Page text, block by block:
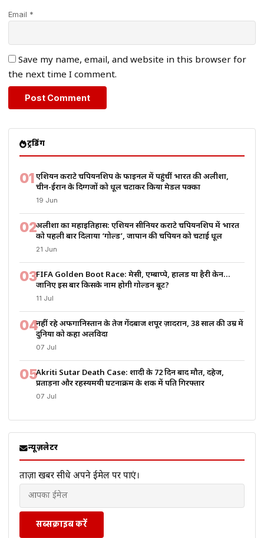
Email *
Save my name, email, and website in this browser for
the next time I comment.
ट्रेंडिंग
01एशियन कराटे चैंपियनशिप के फाइनल में पहुंचीं भारत की अलीशा,
चीन-ईरान के दिग्गजों को धूल चटाकर किया मेडल पक्का
19 Jun
02अलीशा का महाइतिहास: एशियन सीनियर कराटे चैंपियनशिप में भारत
को पहली बार दिलाया ‘गोल्ड’, जापान की चैंपियन को चटाई धूल
21 Jun
03FIFA Golden Boot Race: मेसी, एम्बाप्पे, हालैंड या हैरी केन…
जानिए इस बार किसके नाम होगी गोल्डन बूट?
11 Jul
04नहीं रहे अफगानिस्तान के तेज गेंदबाज शपूर ज़ादरान, 38 साल की उम्र में
दुनिया को कहा अलविदा
07 Jul
05Akriti Sutar Death Case: शादी के 72 दिन बाद मौत, दहेज,
प्रताड़ना और रहस्यमयी घटनाक्रम के शक में पति गिरफ्तार
07 Jul
न्यूज़लेटर
ताज़ा खबरें सीधे अपने ईमेल पर पाएं।
सब्सक्राइब करें